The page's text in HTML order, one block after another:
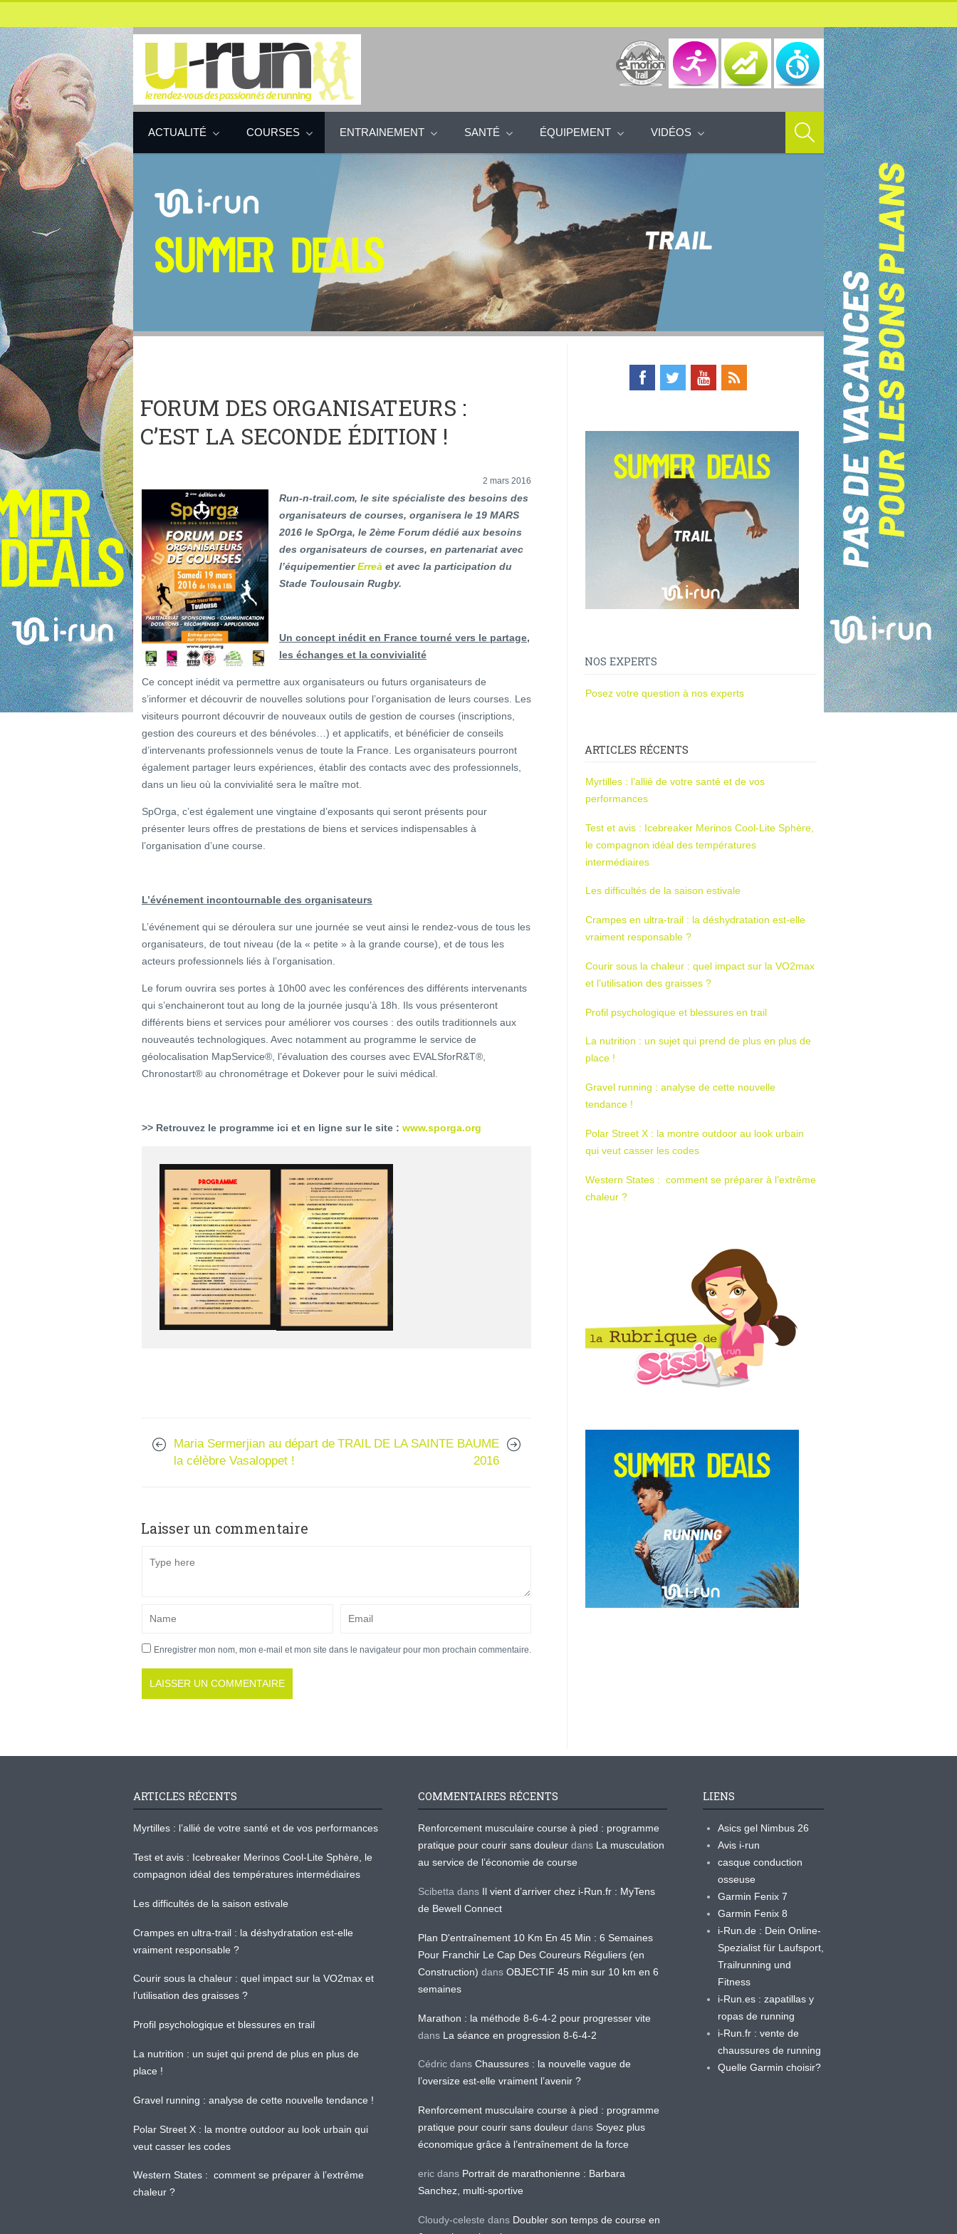
ACTUALITÉ COURSES ENTRAINEMENT SANTÉ ÉQUIPEMENT VIDÉOS
FORUM DES ORGANISATEURS :
C’EST LA SECONDE ÉDITION !
2 mars 2016
Run-n-trail.com, le site spécialiste des besoins des
organisateurs de courses, organisera le 19 MARS
2016 le SpOrga, le 2ème Forum dédié aux besoins
des organisateurs de courses, en partenariat avec
l’équipementierErreà et avec la participation du
Stade Toulousain Rugby.
Un concept inédit en France tourné vers le partage,
les échanges et la convivialité
Ce concept inédit va permettre aux organisateurs ou futurs organisateurs de
s’informer et découvrir de nouvelles solutions pour l’organisation de leurs courses. Les
visiteurs pourront découvrir de nouveaux outils de gestion de courses (inscriptions,
gestion des coureurs et des bénévoles…) et applicatifs, et bénéficier de conseils
d’intervenants professionnels venus de toute la France. Les organisateurs pourront
également partager leurs expériences, établir des contacts avec des professionnels,
dans un lieu où la convivialité sera le maître mot.
SpOrga, c’est également une vingtaine d’exposants qui seront présents pour
présenter leurs offres de prestations de biens et services indispensables à
l’organisation d’une course.
L’événement incontournable des organisateurs
L’événement qui se déroulera sur une journée se veut ainsi le rendez-vous de tous les
organisateurs, de tout niveau (de la « petite » à la grande course), et de tous les
acteurs professionnels liés à l’organisation.
Le forum ouvrira ses portes à 10h00 avec les conférences des différents intervenants
qui s’enchaineront tout au long de la journée jusqu’à 18h. Ils vous présenteront
différents biens et services pour améliorer vos courses : des outils traditionnels aux
nouveautés technologiques. Avec notamment au programme le service de
géolocalisation MapService®, l’évaluation des courses avec EVALSforR&T®,
Chronostart® au chronométrage et Dokever pour le suivi médical.
>> Retrouvez le programme ici et en ligne sur le site : www.sporga.org
Maria Sermerjian au départ de
la célèbre Vasaloppet !
TRAIL DE LA SAINTE BAUME
2016
Laisser un commentaire
Enregistrer mon nom, mon e-mail et mon site dans le navigateur pour mon prochain commentaire.
NOS EXPERTS
Posez votre question à nos experts
ARTICLES RÉCENTS
Myrtilles : l’allié de votre santé et de vos
performances
Test et avis : Icebreaker Merinos Cool-Lite Sphère,
le compagnon idéal des températures
intermédiaires
Les difficultés de la saison estivale
Crampes en ultra-trail : la déshydratation est-elle
vraiment responsable ?
Courir sous la chaleur : quel impact sur la VO2max
et l’utilisation des graisses ?
Profil psychologique et blessures en trail
La nutrition : un sujet qui prend de plus en plus de
place !
Gravel running : analyse de cette nouvelle
tendance !
Polar Street X : la montre outdoor au look urbain
qui veut casser les codes
Western States : comment se préparer à l’extrême
chaleur ?
ARTICLES RÉCENTS
Myrtilles : l’allié de votre santé et de vos performances
Test et avis : Icebreaker Merinos Cool-Lite Sphère, le
compagnon idéal des températures intermédiaires
Les difficultés de la saison estivale
Crampes en ultra-trail : la déshydratation est-elle
vraiment responsable ?
Courir sous la chaleur : quel impact sur la VO2max et
l’utilisation des graisses ?
Profil psychologique et blessures en trail
La nutrition : un sujet qui prend de plus en plus de
place !
Gravel running : analyse de cette nouvelle tendance !
Polar Street X : la montre outdoor au look urbain qui
veut casser les codes
Western States : comment se préparer à l’extrême
chaleur ?
COMMENTAIRES RÉCENTS
Renforcement musculaire course à pied : programme
pratique pour courir sans douleur dans La musculation
au service de l’économie de course
Scibetta dans Il vient d’arriver chez i-Run.fr : MyTens
de Bewell Connect
Plan D'entraînement 10 Km En 45 Min : 6 Semaines
Pour Franchir Le Cap Des Coureurs Réguliers (en
Construction) dans OBJECTIF 45 min sur 10 km en 6
semaines
Marathon : la méthode 8-6-4-2 pour progresser vite
dans La séance en progression 8-6-4-2
Cédric dans Chaussures : la nouvelle vague de
l’oversize est-elle vraiment l’avenir ?
Renforcement musculaire course à pied : programme
pratique pour courir sans douleur dans Soyez plus
économique grâce à l’entraînement de la force
eric dans Portrait de marathonienne : Barbara
Sanchez, multi-sportive
Cloudy-celeste dans Doubler son temps de course en
LIENS
Asics gel Nimbus 26
Avis i-run
casque conduction
osseuse
Garmin Fenix 7
Garmin Fenix 8
i-Run.de : Dein Online-
Spezialist für Laufsport,
Trailrunning und
Fitness
i-Run.es : zapatillas y
ropas de running
i-Run.fr : vente de
chaussures de running
Quelle Garmin choisir?